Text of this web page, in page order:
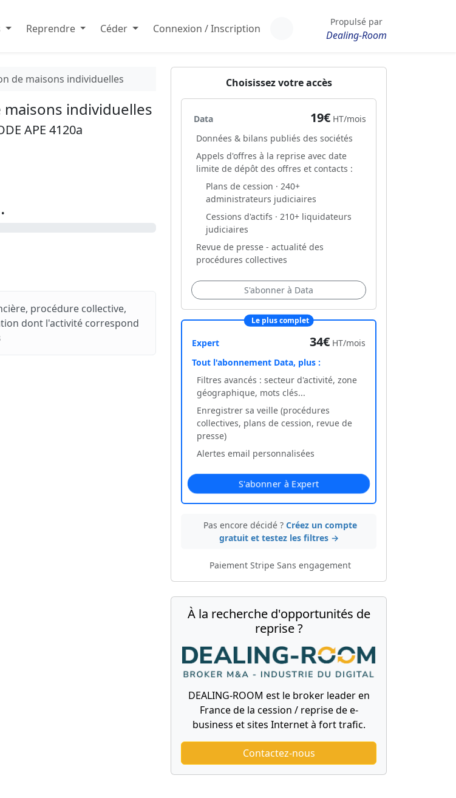
Reprendre Céder Connexion / Inscription
Propulsé par
Dealing-Room
de maisons individuelles
individuelles
APE 4120a
procédure collective,
dont l'activité correspond
Choisissez votre accès
Data 19€ HT/mois
Données & bilans publiés des sociétés
Appels d'offres à la reprise avec date
limite de dépôt des offres et contacts :
Plans de cession · 240+
administrateurs judiciaires
Cessions d'actifs · 210+ liquidateurs
judiciaires
Revue de presse - actualité des
procédures collectives
S'abonner à Data
Le plus complet
Expert 34€ HT/mois
Tout l'abonnement Data, plus :
Filtres avancés : secteur d'activité, zone
géographique, mots clés...
Enregistrer sa veille (procédures
collectives, plans de cession, revue de
presse)
Alertes email personnalisées
S'abonner à Expert
Pas encore décidé ? Créez un compte
gratuit et testez les filtres →
Paiement Stripe Sans engagement
À la recherche d'opportunités de
reprise ?
DEALING-ROOM est le broker leader en
France de la cession / reprise de e-
business et sites Internet à fort trafic.
Contactez-nous